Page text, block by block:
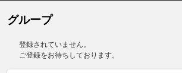
グループ
登録されていません。
ご登録をお待ちしております。